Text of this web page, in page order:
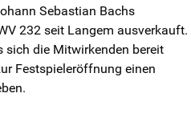
Sebastian Bachs
232 seit Langem ausverkauft.
sich die Mitwirkenden bereit
Festspieleröffnung einen